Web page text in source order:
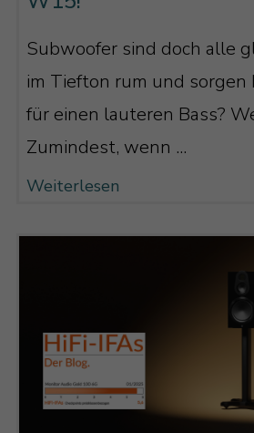
Subwoofer sind doch alle
im Tiefton rum und sorgen
für einen lauteren Bass?
Zumindest, wenn ...
Weiterlesen